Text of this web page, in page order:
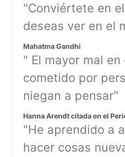
"Conviértete en
deseas ver en el
Mahatma Gandhi
" El mayor mal
cometido por
niegan a pensar"
Hanna Arendt citada en el
"He aprendido a
hacer cosas